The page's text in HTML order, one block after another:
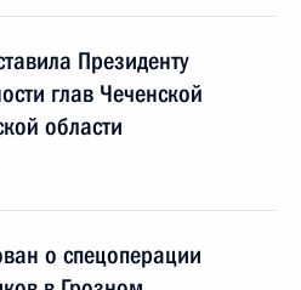
Президенту
глав Чеченской
области
о спецоперации